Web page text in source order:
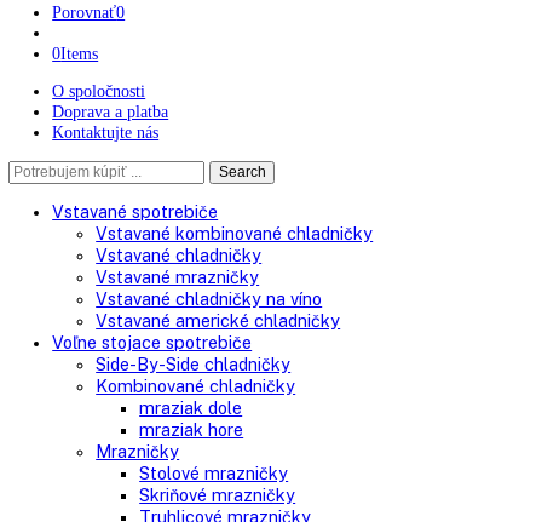
Gastrozóna
Porovnať 0
0Items
O spoločnosti
Kontaktujte nás
Search
Vstavané spotrebiče
Vstavané kombinované chladničky
Vstavané chladničky
Vstavané mrazničky
Vstavané chladničky na víno
Vstavané americké chladničky
Voľne stojace spotrebiče
Side-By-Side chladničky
Kombinované chladničky